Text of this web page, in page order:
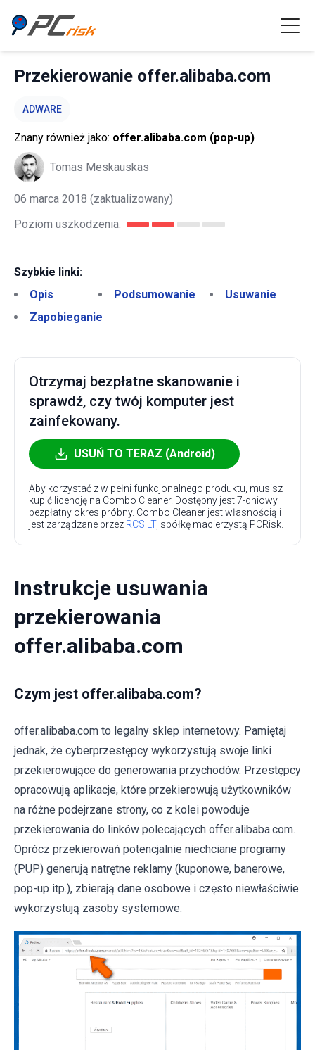
Przekierowanie offer.alibaba.com
ADWARE
Znany również jako: offer.alibaba.com (pop-up)
Tomas Meskauskas
06 marca 2018 (zaktualizowany)
Poziom uszkodzenia:
Szybkie linki:
Opis
Podsumowanie
Usuwanie
Zapobieganie
Otrzymaj bezpłatne skanowanie i
sprawdź, czy twój komputer jest
zainfekowany.
USUŃ TO TERAZ (Android)
Aby korzystać z w pełni funkcjonalnego produktu, musisz
kupić licencję na Combo Cleaner. Dostępny jest 7-dniowy
bezpłatny okres próbny. Combo Cleaner jest własnością i
jest zarządzane przez RCS LT, spółkę macierzystą PCRisk.
Instrukcje usuwania
przekierowania
offer.alibaba.com
Czym jest offer.alibaba.com?
offer.alibaba.com to legalny sklep internetowy. Pamiętaj
jednak, że cyberprzestępcy wykorzystują swoje linki
przekierowujące do generowania przychodów. Przestępcy
opracowują aplikacje, które przekierowują użytkowników
na różne podejrzane strony, co z kolei powoduje
przekierowania do linków polecających offer.alibaba.com.
Oprócz przekierowań potencjalnie niechciane programy
(PUP) generują natrętne reklamy (kuponowe, banerowe,
pop-up itp.), zbierają dane osobowe i często niewłaściwie
wykorzystują zasoby systemowe.